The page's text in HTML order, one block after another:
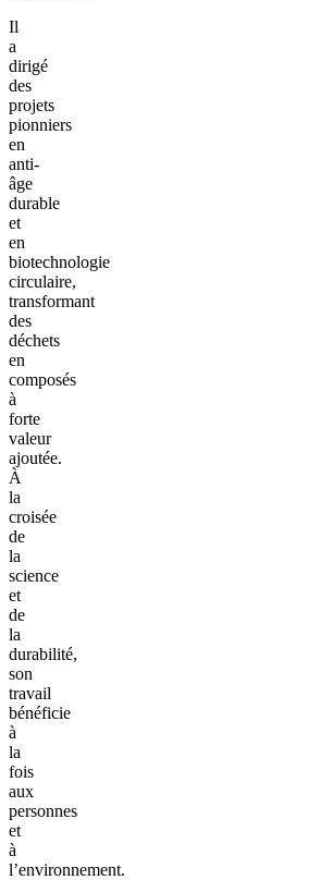
Il
a
dirigé
des
projets
pionniers
en
anti-
âge
durable
et
en
biotechnologie
circulaire,
transformant
des
déchets
en
composés
à
forte
valeur
ajoutée.
À
la
croisée
de
la
science
et
de
la
durabilité,
son
travail
bénéficie
à
la
fois
aux
personnes
et
à
l’environnement.